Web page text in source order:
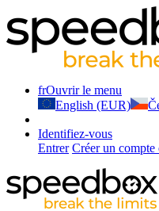
frOuvrir le menu
English (EUR)
Identifiez-vous
Entrer Créer un compte